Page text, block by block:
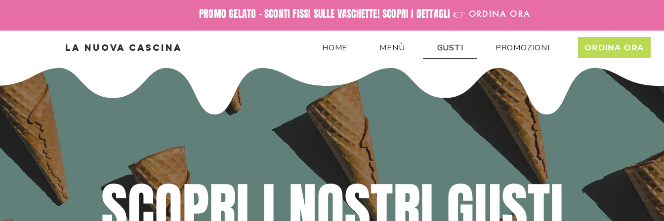
PROMO GELATO - SCONTI FISSI SULLE VASCHETTE! SCOPRI I DETTAGLI 👉 ORDINA ORA
la nuova cascina HOME MENÙ GUSTI PROMOZIONI ORDINA ORA